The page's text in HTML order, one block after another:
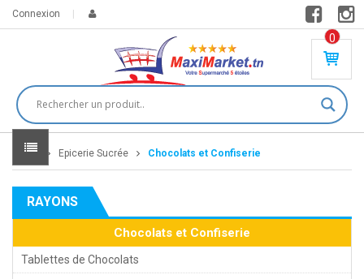
Connexion
0
PR
DU
IT(
S)
DT
Home Epicerie Sucrée Chocolats et Confiserie
RAYONS
Chocolats et Confiserie
Tablettes de Chocolats